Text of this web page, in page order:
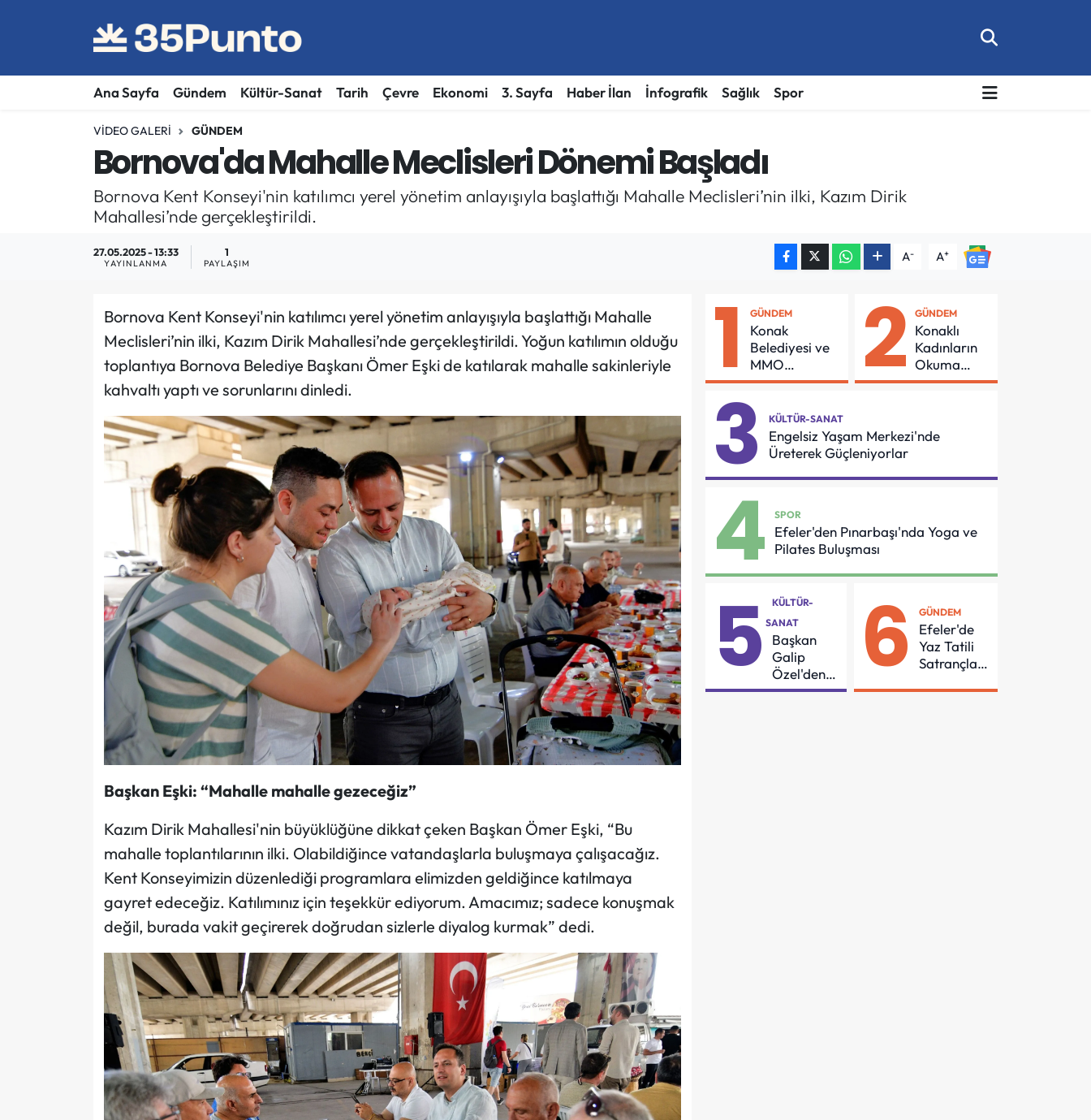
Ana Sayfa Gündem Kültür-Sanat Tarih Çevre Ekonomi 3. Sayfa Haber İlan İnfografik Sağlık Spor
VIDEO GALERI GÜNDEM
Bornova'da Mahalle Meclisleri Dönemi Başladı
Bornova Kent Konseyi'nin katılımcı yerel yönetim anlayışıyla başlattığı Mahalle Meclisleri’nin ilki, Kazım Dirik
Mahallesi’nde gerçekleştirildi.
27.05.2025 - 13:33
YAYINLANMA
1
PAYLAŞIM A- A+
Bornova Kent Konseyi'nin katılımcı yerel yönetim anlayışıyla başlattığı Mahalle
Meclisleri’nin ilki, Kazım Dirik Mahallesi’nde gerçekleştirildi. Yoğun katılımın olduğu
toplantıya Bornova Belediye Başkanı Ömer Eşki de katılarak mahalle sakinleriyle
kahvaltı yaptı ve sorunlarını dinledi.
Başkan Eşki: “Mahalle mahalle gezeceğiz”
Kazım Dirik Mahallesi'nin büyüklüğüne dikkat çeken Başkan Ömer Eşki, “Bu
mahalle toplantılarının ilki. Olabildiğince vatandaşlarla buluşmaya çalışacağız.
Kent Konseyimizin düzenlediği programlara elimizden geldiğince katılmaya
gayret edeceğiz. Katılımınız için teşekkür ediyorum. Amacımız; sadece konuşmak
değil, burada vakit geçirerek doğrudan sizlerle diyalog kurmak” dedi.
1 GÜNDEM
Konak
Belediyesi ve
MMO
Arasında
Güvenliği İçin
Önemli
Protokol
2 GÜNDEM
Konaklı
Kadınların
Okuma
Azmi Örnek
3 KÜLTÜR-SANAT
Engelsiz Yaşam Merkezi'nde
Üreterek Güçleniyorlar
4 SPOR
Efeler'den Pınarbaşı'nda Yoga ve
Pilates Buluşması
5
KÜLTÜR-
SANAT
Başkan
Galip
Özel'den
55
6 GÜNDEM
Efeler'de
Yaz Tatili
Satrançla